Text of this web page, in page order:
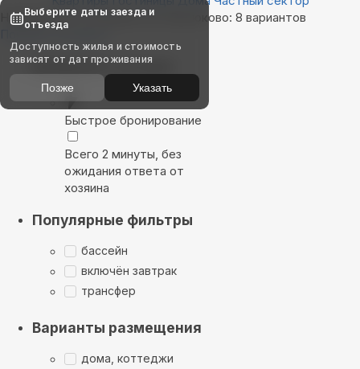
Найдём, где остановиться в Васюково: 8 вариантов
Показать на карте
Выбирайте лучшее
Быстрое бронирование
Всего 2 минуты, без
ожидания ответа от
хозяина
Популярные фильтры
бассейн
включён завтрак
трансфер
Варианты размещения
дома, коттеджи
Выберите даты заезда и
отъезда
Доступность жилья и стоимость
зависят от дат проживания
Позже Указать